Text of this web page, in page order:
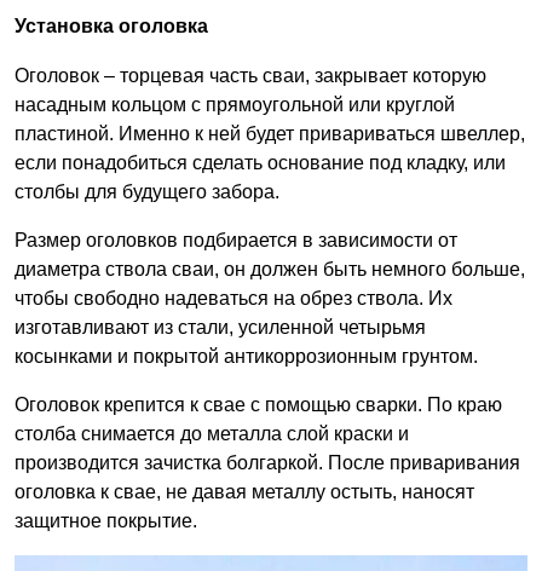
Установка оголовка
Оголовок – торцевая часть сваи, закрывает которую
насадным кольцом с прямоугольной или круглой
пластиной. Именно к ней будет привариваться швеллер,
если понадобиться сделать основание под кладку, или
столбы для будущего забора.
Размер оголовков подбирается в зависимости от
диаметра ствола сваи, он должен быть немного больше,
чтобы свободно надеваться на обрез ствола. Их
изготавливают из стали, усиленной четырьмя
косынками и покрытой антикоррозионным грунтом.
Оголовок крепится к свае с помощью сварки. По краю
столба снимается до металла слой краски и
производится зачистка болгаркой. После приваривания
оголовка к свае, не давая металлу остыть, наносят
защитное покрытие.